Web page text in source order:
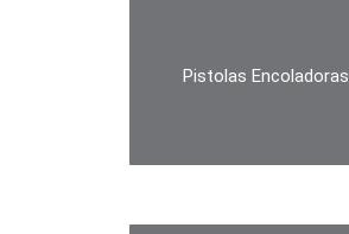
Pistolas Encoladoras